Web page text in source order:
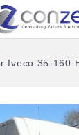
Iveco 35-160